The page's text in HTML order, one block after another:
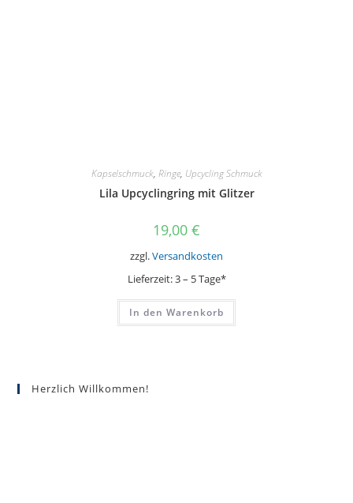
Kapselschmuck, Ringe, Upcycling Schmuck
Lila Upcyclingring mit Glitzer
19,00 €
zzgl.Versandkosten
Lieferzeit:3 – 5 Tage*
In den Warenkorb
Herzlich Willkommen!